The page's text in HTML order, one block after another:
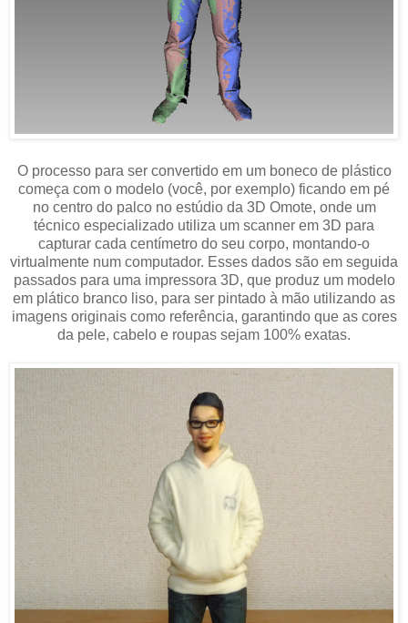
O processo para ser convertido em um boneco de plástico
começa com o modelo (você, por exemplo) ficando em pé
no centro do palco no estúdio da 3D Omote, onde um
técnico especializado utiliza um scanner em 3D para
capturar cada centímetro do seu corpo, montando-o
virtualmente num computador. Esses dados são em seguida
passados para uma impressora 3D, que produz um modelo
em plático branco liso, para ser pintado à mão utilizando as
imagens originais como referência, garantindo que as cores
da pele, cabelo e roupas sejam 100% exatas.